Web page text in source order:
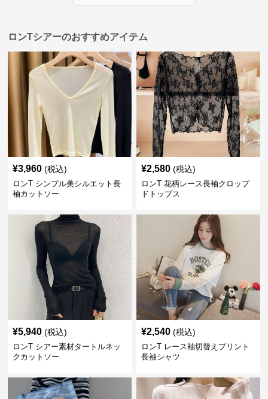
ロンTシアーのおすすめアイテム
¥3,960 (税込)
ロンT シンプル美シルエット長
袖カットソー
¥2,580 (税込)
ロンT 花柄レース長袖クロップ
ドトップス
¥5,940 (税込)
ロンT シアー素材タートルネッ
クカットソー
¥2,540 (税込)
ロンT レース袖切替えプリント
長袖シャツ